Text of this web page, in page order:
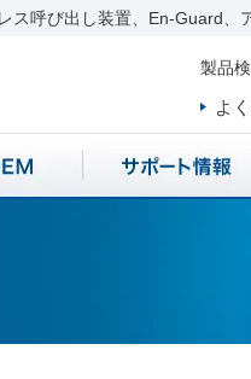
ス呼び出し装置、En-Guard
製品
よ